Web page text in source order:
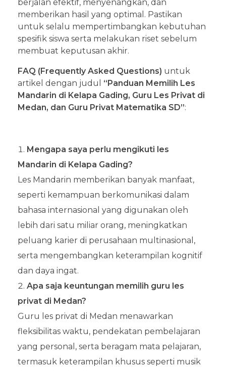
berjalan efektif, menyenangkan, dan
memberikan hasil yang optimal. Pastikan
untuk selalu mempertimbangkan kebutuhan
spesifik siswa serta melakukan riset sebelum
membuat keputusan akhir.
FAQ (Frequently Asked Questions) untuk
artikel dengan judul “Panduan Memilih Les
Mandarin di Kelapa Gading, Guru Les Privat di
Medan, dan Guru Privat Matematika SD”:
Mengapa saya perlu mengikuti les
Mandarin di Kelapa Gading?
Les Mandarin memberikan banyak manfaat,
seperti kemampuan berkomunikasi dalam
bahasa internasional yang digunakan oleh
lebih dari satu miliar orang, meningkatkan
peluang karier di perusahaan multinasional,
serta mengembangkan keterampilan kognitif
dan daya ingat.
Apa saja keuntungan memilih guru les
privat di Medan?
Guru les privat di Medan menawarkan
fleksibilitas waktu, pendekatan pembelajaran
yang personal, serta beragam mata pelajaran,
termasuk keterampilan khusus seperti musik